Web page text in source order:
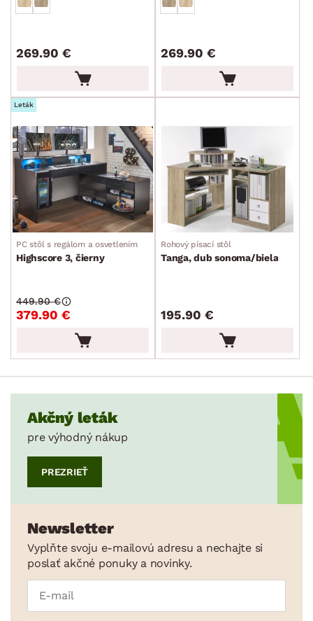
Pracovné stoly
Rohové písacie stoly
Detské stolíky
Kreslá a sedenia
Stoličky a lavice
Postele
Šatníkové skrine
Rošty
Matrace
Komody, skrinky a vitríny
Bytové doplnky
Sedacie súpravy a pohovky
Zostavy a steny
Drobný nábytok
Spotrebiče
FARBA
DEKOR
MATERIÁL
POVRCHOVÁ ÚPRAVA
SKLADOVOSŤ
269.90 € 269.90 €
Leták
PC stôl s regálom a osvetlením
Highscore 3, čierny
379.90 €
449.90 €
Rohový písací stôl
Tanga, dub sonoma/biela
195.90 €
Akčný leták
pre výhodný nákup
PREZRIEŤ
Newsletter
Vyplňte svoju e-mailovú adresu a nechajte si
poslať akčné ponuky a novinky.